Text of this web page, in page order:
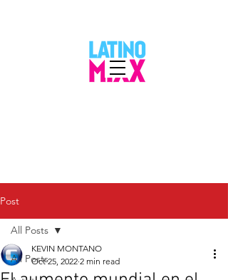
Post
All Posts
All Posts
KEVIN MONTANO
Oct 25, 2022 2 min read